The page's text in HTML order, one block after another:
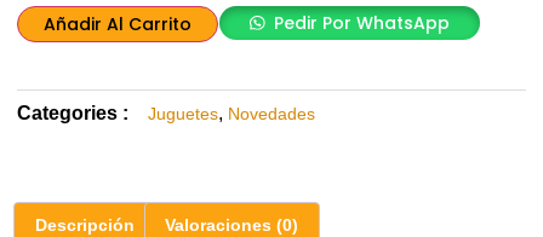
Añadir Al Carrito Pedir Por WhatsApp
Categories : Juguetes, Novedades
Descripción Valoraciones (0)